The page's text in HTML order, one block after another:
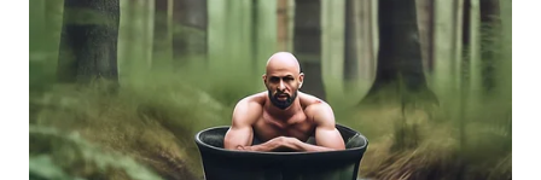
BOGOR
WN
DEPOK
WN